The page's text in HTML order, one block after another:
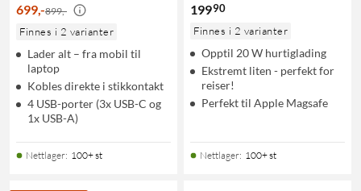
699,-899,-
Finnes i 2 varianter
Lader alt – fra mobil til
laptop
Kobles direkte i stikkontakt
4 USB-porter (3x USB-C og
1x USB-A)
Nettlager: 100+ st
19990
Finnes i 2 varianter
Opptil 20 W hurtiglading
Ekstremt liten - perfekt for
reiser!
Perfekt til Apple Magsafe
Nettlager: 100+ st